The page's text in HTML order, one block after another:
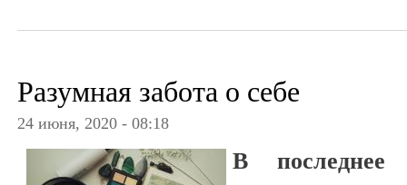
Разумная забота о себе
24 июня, 2020 - 08:18
В